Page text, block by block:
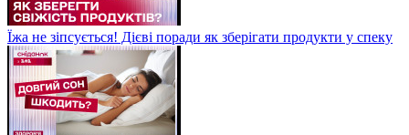
Їжа не зіпсується! Дієві поради як зберігати продукти у спеку